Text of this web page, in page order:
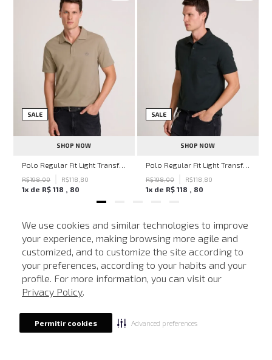
We use cookies and similar technologies to improve
your experience, making browsing more agile and
customized, and to customize the site according to
your preferences, according to your habits and your
profile. For more information, you can visit our
Privacy Policy.
Permitir cookies Advanced preferences
SALE
SHOP NOW
Polo Regular Fit Light Transfer Bege Médio John John Masculina
R$198,00 R$118 80
1x de R$ 118 , 80
SALE
SHOP NOW
Polo Regular Fit Light Transfer Verde Escuro John John Masculina
R$198,00 R$118 80
1x de R$ 118 , 80
NEWSLETTER
Cadastre seu e-mail para receber nossas novidades.
Eu li, estou ciente das condições de tratamento dos meus dados pessoais e forneço